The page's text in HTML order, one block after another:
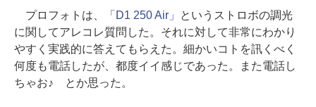
プロフォトは、 「D1 250 Air」
というストロボの調光
に関してアレコレ質問した。それに対して非常にわかり
やすく実践的に答えてもらえた。細かいコトを訊くべく
何度も電話したが、都度イイ感じであった。また電話し
ちゃお♪ とか思った。